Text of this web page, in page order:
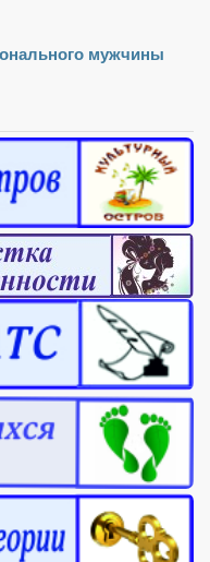
мужчины